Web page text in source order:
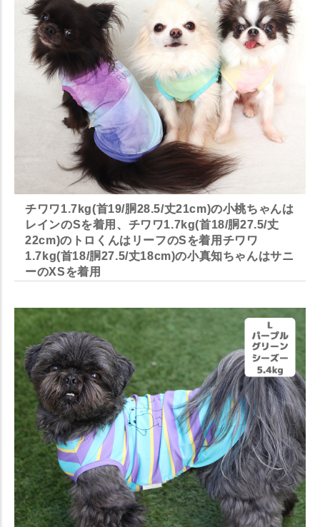
チワワ1.7kg(首19/胴28.5/丈21cm)の小桃ちゃんは
レインのSを着用、チワワ1.7kg(首18/胴27.5/丈
22cm)のトロくんはリーフのSを着用チワワ
1.7kg(首18/胴27.5/丈18cm)の小真知ちゃんはサニ
ーのXSを着用